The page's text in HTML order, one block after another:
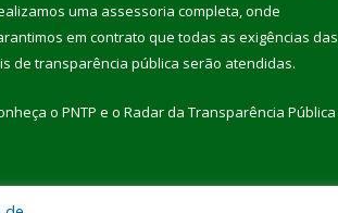
uma assessoria completa, onde
em contrato que todas as exigências das
de transparência pública serão atendidas.
o PNTP e o Radar da Transparência Pública